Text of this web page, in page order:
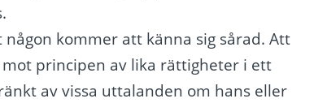
kommer att känna sig sårad. Att
principen av lika rättigheter i ett
av vissa uttalanden om hans eller